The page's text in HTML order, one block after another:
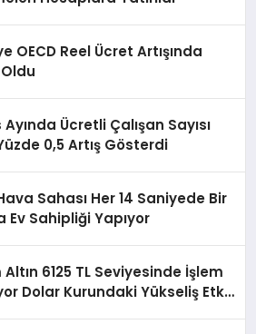
OECD Reel Ücret Artışında
Ayında Ücretli Çalışan Sayısı
Yüzde 0,5 Artış Gösterdi
Sahası Her 14 Saniyede Bir
Ev Sahipliği Yapıyor
6125 TL Seviyesinde İşlem
Dolar Kurundaki Yükseliş Etkili